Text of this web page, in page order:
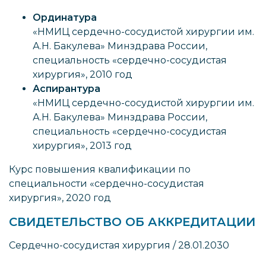
Ординатура
«НМИЦ сердечно-сосудистой хирургии им.
А.Н. Бакулева» Минздрава России,
специальность «сердечно-сосудистая
хирургия», 2010 год
Аспирантура
«НМИЦ сердечно-сосудистой хирургии им.
А.Н. Бакулева» Минздрава России,
специальность «сердечно-сосудистая
хирургия», 2013 год
Курс повышения квалификации по
специальности «сердечно-сосудистая
хирургия», 2020 год
СВИДЕТЕЛЬСТВО ОБ АККРЕДИТАЦИИ
Сердечно-сосудистая хирургия / 28.01.2030